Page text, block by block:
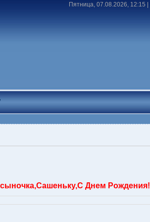
Пятница, 07.08.2026, 12:15 |
Днем